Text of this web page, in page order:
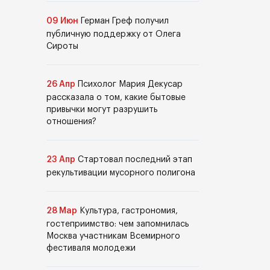
09 Июн
Герман Греф получил
публичную поддержку от Олега
Сироты
26 Апр
Психолог Мария Декусар
рассказала о том, какие бытовые
привычки могут разрушить
отношения?
23 Апр Стартовал последний этап
рекультивации мусорного полигона
28 Мар Культура, гастрономия,
гостеприимство: чем запомнилась
Москва участникам Всемирного
фестиваля молодежи